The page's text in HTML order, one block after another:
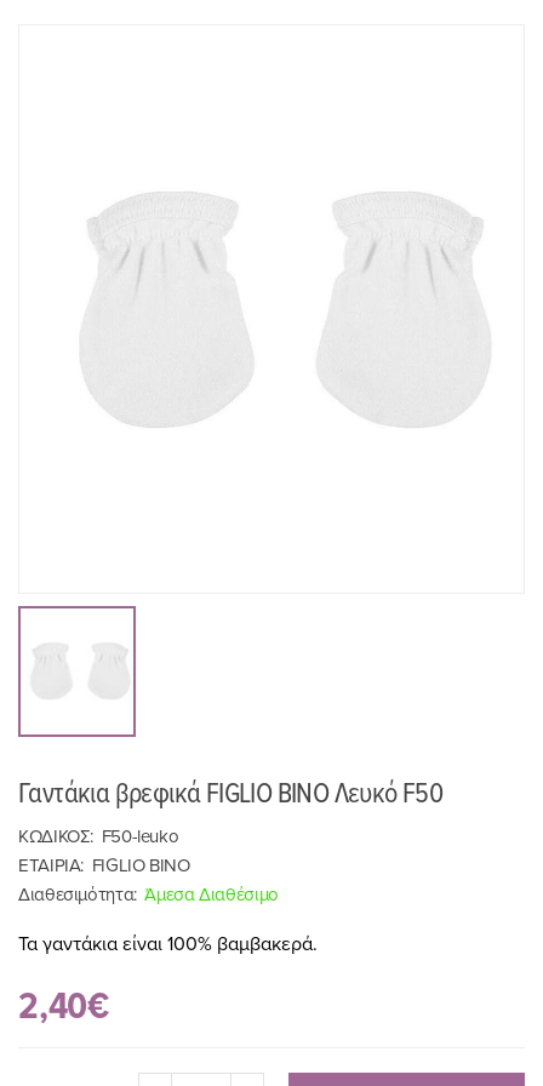
Γαντάκια βρεφικά FIGLIO BINO Λευκό F50
ΚΩΔΙΚΟΣ: F50-leuko
ΕΤΑΙΡΙΑ: FIGLIO BINO
Διαθεσιμότητα: Άμεσα Διαθέσιμο
Τα γαντάκια είναι 100% βαμβακερά.
2,40€